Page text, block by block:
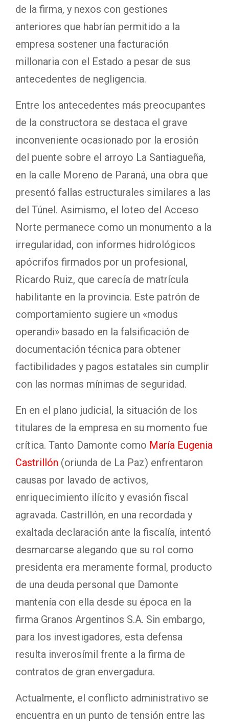
de la firma, y nexos con gestiones
anteriores que habrían permitido a la
empresa sostener una facturación
millonaria con el Estado a pesar de sus
antecedentes de negligencia.
Entre los antecedentes más preocupantes
de la constructora se destaca el grave
inconveniente ocasionado por la erosión
del puente sobre el arroyo La Santiagueña,
en la calle Moreno de Paraná, una obra que
presentó fallas estructurales similares a las
del Túnel. Asimismo, el loteo del Acceso
Norte permanece como un monumento a la
irregularidad, con informes hidrológicos
apócrifos firmados por un profesional,
Ricardo Ruiz, que carecía de matrícula
habilitante en la provincia. Este patrón de
comportamiento sugiere un «modus
operandi» basado en la falsificación de
documentación técnica para obtener
factibilidades y pagos estatales sin cumplir
con las normas mínimas de seguridad.
En en el plano judicial, la situación de los
titulares de la empresa en su momento fue
crítica. Tanto Damonte como María Eugenia
Castrillón (oriunda de La Paz) enfrentaron
causas por lavado de activos,
enriquecimiento ilícito y evasión fiscal
agravada. Castrillón, en una recordada y
exaltada declaración ante la fiscalía, intentó
desmarcarse alegando que su rol como
presidenta era meramente formal, producto
de una deuda personal que Damonte
mantenía con ella desde su época en la
firma Granos Argentinos S.A. Sin embargo,
para los investigadores, esta defensa
resulta inverosímil frente a la firma de
contratos de gran envergadura.
Actualmente, el conflicto administrativo se
encuentra en un punto de tensión entre las